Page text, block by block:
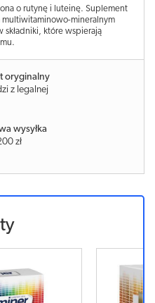
o rutynę i luteinę. Suplement
mineralnym
składniki, które wspierają
oryginalny
z legalnej
wysyłka
zł